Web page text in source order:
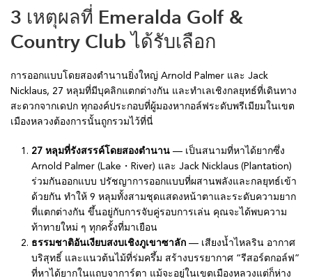
3 เหตุผลที่ Emeralda Golf &
Country Club ได้รับเลือก
การออกแบบโดยสองตำนานยิ่งใหญ่ Arnold Palmer และ Jack
Nicklaus, 27 หลุมที่มีบุคลิกแตกต่างกัน และทำเลเชิงกลยุทธ์ที่เดินทาง
สะดวกจากเดปก ทุกองค์ประกอบที่ผู้มองหากอล์ฟระดับพรีเมียมในเขต
เมืองหลวงต้องการนั้นถูกรวมไว้ที่นี่
27 หลุมที่รังสรรค์โดยสองตำนาน — เป็นสนามที่หาได้ยากซึ่ง
Arnold Palmer (Lake・River) และ Jack Nicklaus (Plantation)
ร่วมกันออกแบบ ปรัชญาการออกแบบที่ผสานพลังและกลยุทธ์เข้า
ด้วยกัน ทำให้ 9 หลุมทั้งสามชุดแสดงหน้าตาและระดับความยาก
ที่แตกต่างกัน ขึ้นอยู่กับการจับคู่รอบการเล่น คุณจะได้พบความ
ท้าทายใหม่ ๆ ทุกครั้งที่มาเยือน
ธรรมชาติอันเงียบสงบเชิงภูเขาซาลัก — เสียงน้ำไหลริน อากาศ
บริสุทธิ์ และแนวต้นไม้ที่ร่มครึ้ม สร้างบรรยากาศ “รีสอร์ตกอล์ฟ”
ที่หาได้ยากในแถบจาการ์ตา แม้จะอยู่ในเขตเมืองหลวงแต่ก็ห่าง